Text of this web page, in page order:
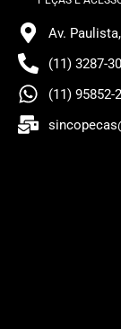
Av.
(11) 3287-
(11) 95852-